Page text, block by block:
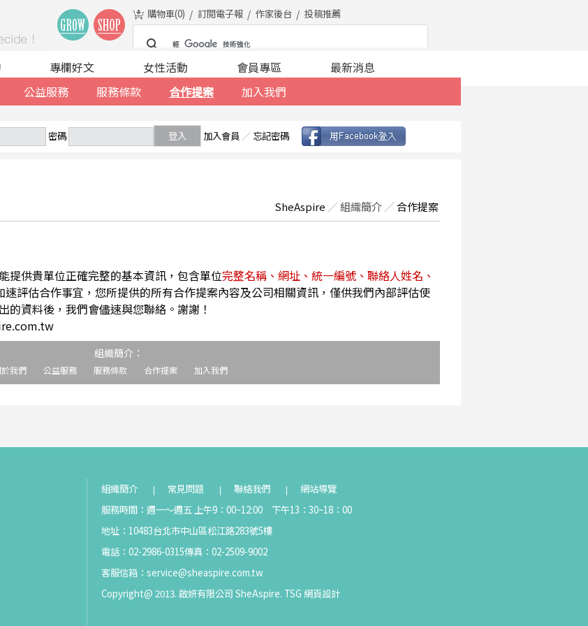
購物車(0) 訂閱電子報 作家後台 投稿推薦
公益服務 服務條款 合作提案 加入我們
專欄好文 女性活動 會員專區 最新消息
密碼 登入 加入會員 ／ 忘記密碼
SheAspire ／組織簡介 ／合作提案
提供貴單位正確完整的基本資訊，包含單位完整名稱、網址、統一編號、聯絡人姓名、
速評估合作事宜，您所提供的所有合作提案內容及公司相關資訊，僅供我們內部評估使
資料後，我們會儘速與您聯絡。謝謝！
組織簡介：
於我們 公益服務 服務條款 合作提案 加入我們
組織簡介 常見問題 聯絡我們
網站導覽
服務時間：週一～週五 上午9：00~12:00 下午13：30~18：00
地址：10483台北市中山區松江路283號5樓
電話：02-2986-0315傳真：02-2509-9002
客服信箱： service@sheaspire.com.tw
Copyright@ 2013. 啟妍有限公司 SheAspire. TSG 網頁設計